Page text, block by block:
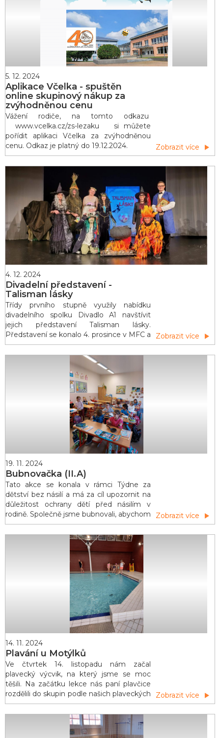
proslovech bývalých ředitele
5. 12. 2024
Aplikace Včelka - spuštěn
online skupinový nákup za
zvýhodněnou cenu
Vážení rodiče, na tomto odkazu
www.vcelka.cz/zs-lezaku si můžete
pořídit aplikaci Včelka za zvýhodněnou
cenu. Odkaz je platný do 19.12.2024.
Zobrazit více
4. 12. 2024
Divadelní představení -
Talisman lásky
Třídy prvního stupně využily nabídku
divadelního spolku Divadlo A1 navštívit
jejich představení Talisman lásky.
Představení se konalo 4. prosince v MFC a
bylo pro děti zdarma. Talisman lásky je
pohádka o lásce mezi oddělenými světy -
světem lidí a světem příběhů. Lásku
umožňuje talisman lásky, který ale zlá
čarodějnice ukradla a chtěla ovládnout celý
svět. Talisman lásky se tak rozhodly
Zobrazit více
19. 11. 2024
Bubnovačka (II.A)
Tato akce se konala v rámci Týdne za
dětství bez násilí a má za cíl upozornit na
důležitost ochrany dětí před násilím v
rodině. Společně jsme bubnovali, abychom
dali hlas těm, kteří ho potřebují slyšet.
Zobrazit více
14. 11. 2024
Plavání u Motýlků
Ve čtvrtek 14. listopadu nám začal
plavecký výcvik, na který jsme se moc
těšili. Na začátku lekce nás paní plavčice
rozdělili do skupin podle našich plaveckých
dovedností. Nejzdatnější z nás už plavou
bez pomůcek, ale většina z nás ještě
používala rukávky s páskem nebo
destičku. To nám však náladu nekazilo a
Zobrazit více